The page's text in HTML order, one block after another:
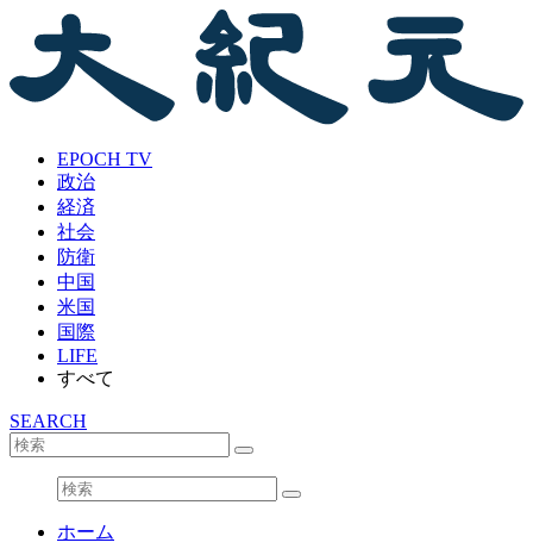
EPOCH TV
政治
経済
社会
防衛
中国
米国
国際
LIFE
すべて
SEARCH
ホーム